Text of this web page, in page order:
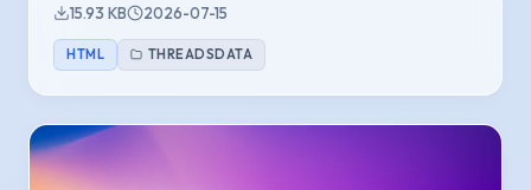
15.93 KB 2026-07-15
HTML THREADSDATA